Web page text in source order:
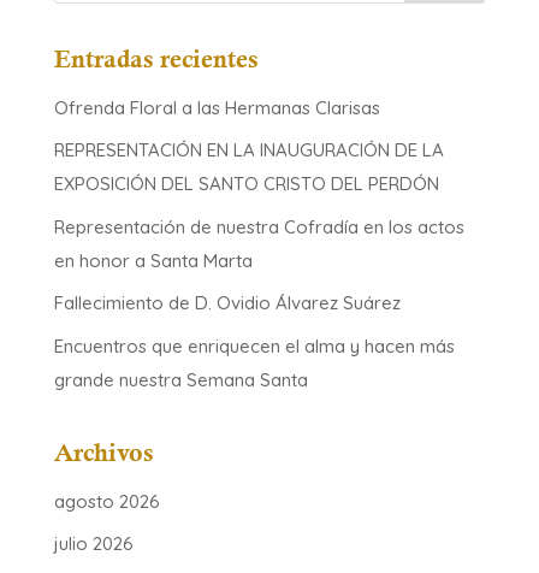
Entradas recientes
Ofrenda Floral a las Hermanas Clarisas
REPRESENTACIÓN EN LA INAUGURACIÓN DE LA
EXPOSICIÓN DEL SANTO CRISTO DEL PERDÓN
Representación de nuestra Cofradía en los actos
en honor a Santa Marta
Fallecimiento de D. Ovidio Álvarez Suárez
Encuentros que enriquecen el alma y hacen más
grande nuestra Semana Santa
Archivos
agosto 2026
julio 2026